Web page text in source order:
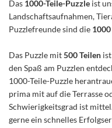
Das 1000-Teile-Puzzle ist
Landschaftsaufnahmen,
Puzzlefreunde sind die 1000
Das Puzzle mit500 Teilen
den Spaß am Puzzlen
1000-Teile-Puzzle
prima mit auf die Terrasse
Schwierigkeitsgrad ist
gerne ein schnelles